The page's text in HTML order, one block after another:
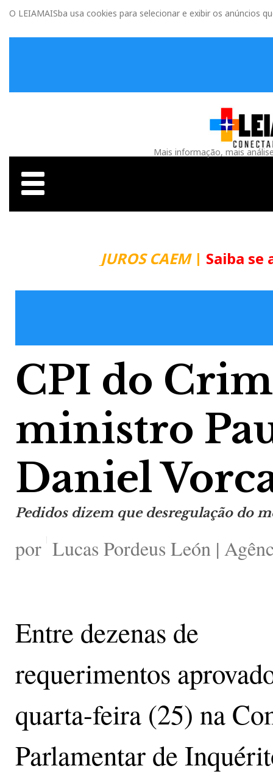
O LEIAMAISba usa cookies para selecionar e exibir os anúncios
Mais informação, mais
JUROS CAEM| Saiba se
CPI do
ministro
Daniel
Pedidos dizem que desregulação do
por Lucas Pordeus León |
Entre dezenas de
requerimentos
quarta-feira (25) na
Parlamentar de